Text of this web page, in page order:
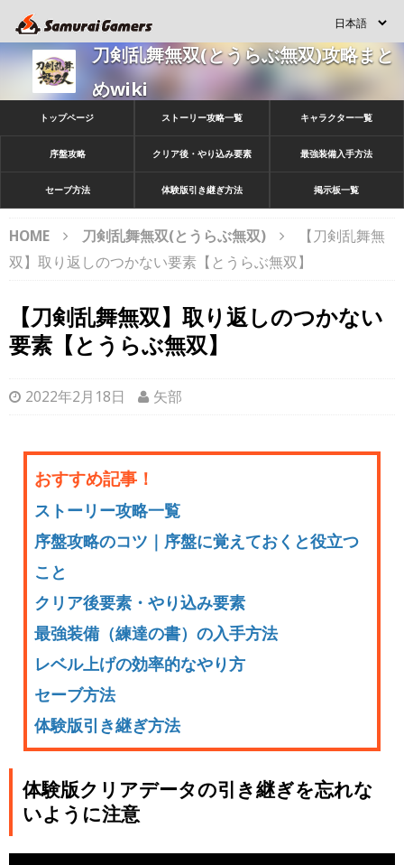
刀剣乱舞無双(とうらぶ無双)攻略まと
めwiki
トップページ ストーリー攻略一覧 キャラクター一覧
序盤攻略 クリア後・やり込み要素 最強装備入手方法
セーブ方法 体験版引き継ぎ方法 掲示板一覧
HOME 刀剣乱舞無双(とうらぶ無双)
【刀剣乱舞無
双】取り返しのつかない要素【とうらぶ無双】
【刀剣乱舞無双】取り返しのつかない
要素【とうらぶ無双】
2022年2月18日 矢部
おすすめ記事！
ストーリー攻略一覧
序盤攻略のコツ｜序盤に覚えておくと役立つ
こと
クリア後要素・やり込み要素
最強装備（練達の書）の入手方法
レベル上げの効率的なやり方
セーブ方法
体験版引き継ぎ方法
体験版クリアデータの引き継ぎを忘れな
いように注意